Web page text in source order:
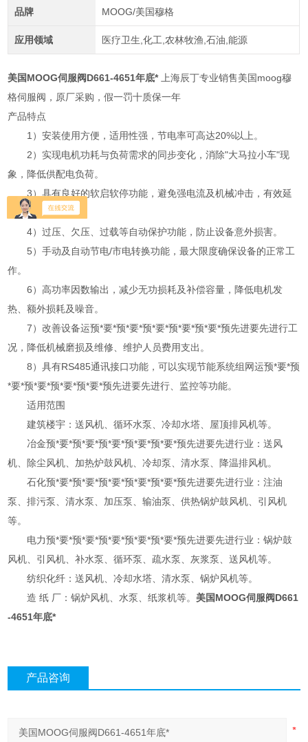
品牌 MOOG/美国穆格
应用领域 医疗卫生,化工,农林牧渔,石油,能源
美国MOOG伺服阀D661-4651年底*
上海辰丁专业销售美国moog穆
格伺服阀，原厂采购，假一罚十质保一年
产品特点
1）安装使用方便，适用性强，节电率可高达20%以上。
2）实现电机功耗与负荷需求的同步变化，消除"大马拉小车"现
象，降低供配电负荷。
3）具有良好的软启软停功能，避免强电流及机械冲击，有效延
长设备使用寿命。
4）过压、欠压、过载等自动保护功能，防止设备意外损害。
5）手动及自动节电/市电转换功能，最大限度确保设备的正常工
作。
6）高功率因数输出，减少无功损耗及补偿容量，降低电机发
热、额外损耗及噪音。
7）改善设备运预*要*预*要*预*要*预*要*预*要*预先进要先进行工
况，降低机械磨损及维修、维护人员费用支出。
8）具有RS485通讯接口功能，可以实现节能系统组网运预*要*预
*要*预*要*预*要*预*要*预先进要先进行、监控等功能。
适用范围
建筑楼宇：送风机、循环水泵、冷却水塔、屋顶排风机等。
冶金预*要*预*要*预*要*预*要*预*要*预先进要先进行业：送风
机、除尘风机、加热炉鼓风机、冷却泵、清水泵、降温排风机。
石化预*要*预*要*预*要*预*要*预*要*预先进要先进行业：注油
泵、排污泵、清水泵、加压泵、输油泵、供热锅炉鼓风机、引风机
等。
电力预*要*预*要*预*要*预*要*预*要*预先进要先进行业：锅炉鼓
风机、引风机、补水泵、循环泵、疏水泵、灰浆泵、送风机等。
纺织化纤：送风机、冷却水塔、清水泵、锅炉风机等。
造 纸 厂：锅炉风机、水泵、纸浆机等。美国MOOG伺服阀D661
-4651年底*
产品咨询